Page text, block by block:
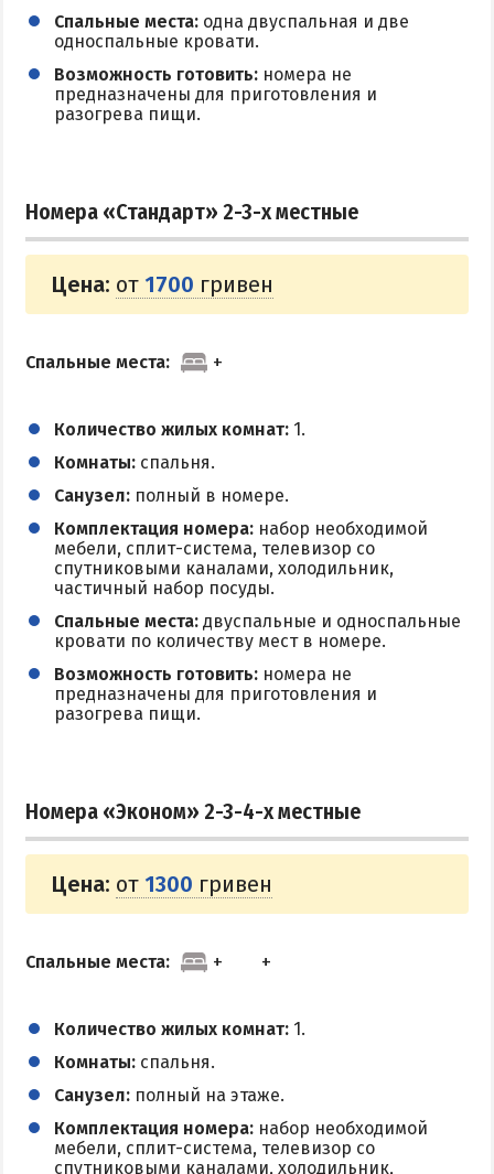
Спальные места: одна двуспальная и две
односпальные кровати.
Возможность готовить: номера не
предназначены для приготовления и
разогрева пищи.
Номера «Стандарт» 2-3-х местные
Цена: от 1700 гривен
Спальные места:
Количество жилых комнат: 1.
Комнаты: спальня.
Санузел: полный в номере.
Комплектация номера: набор необходимой
мебели, сплит-система, телевизор со
спутниковыми каналами, холодильник,
частичный набор посуды.
Спальные места: двуспальные и односпальные
кровати по количеству мест в номере.
Возможность готовить: номера не
предназначены для приготовления и
разогрева пищи.
Номера «Эконом» 2-3-4-х местные
Цена: от 1300 гривен
Спальные места:
Количество жилых комнат: 1.
Комнаты: спальня.
Санузел: полный на этаже.
Комплектация номера: набор необходимой
мебели, сплит-система, телевизор со
спутниковыми каналами, холодильник,